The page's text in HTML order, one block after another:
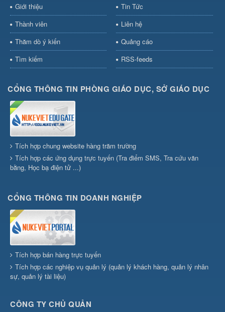
Giới thiệu
Tin Tức
Thành viên
Liên hệ
Thăm dò ý kiến
Quảng cáo
Tìm kiếm
RSS-feeds
CỔNG THÔNG TIN PHÒNG GIÁO DỤC, SỞ GIÁO DỤC
Tích hợp chung website hàng trăm trường
Tích hợp các ứng dụng trực tuyến (Tra điểm SMS, Tra cứu văn
bằng, Học bạ điện tử ...)
CỔNG THÔNG TIN DOANH NGHIỆP
Tích hợp bán hàng trực tuyến
Tích hợp các nghiệp vụ quản lý (quản lý khách hàng, quản lý nhân
sự, quản lý tài liệu)
CÔNG TY CHỦ QUẢN